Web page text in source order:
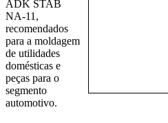
ADK STAB
NA-11,
recomendados
para a moldagem
de utilidades
domésticas e
peças para o
segmento
automotivo.